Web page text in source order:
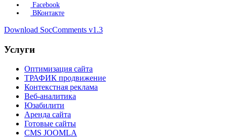
Facebook
ВКонтакте
Download SocComments v1.3
Услуги
Оптимизация сайта
ТРАФИК продвижение
Контекстная реклама
Веб-аналитика
Юзабилити
Аренда сайта
Готовые сайты
CMS JOOMLA